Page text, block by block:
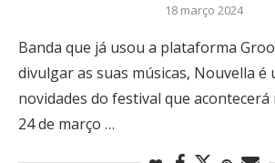
18 março 2024
Banda que já usou a plataforma
divulgar as suas músicas, Nouvella é
novidades do festival que acontecerá
24 de março …